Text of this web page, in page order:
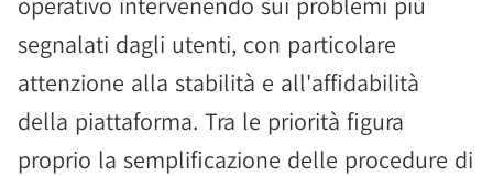
segnalati dagli utenti, con particolare
attenzione alla stabilità e all'affidabilità
della piattaforma. Tra le priorità figura
proprio la semplificazione delle procedure di